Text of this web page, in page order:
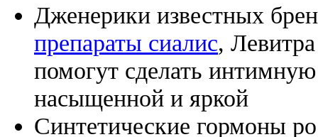
Дженерики известных
препараты сиалис,
помогут сделать
насыщенной и яркой
Синтетические гормоны